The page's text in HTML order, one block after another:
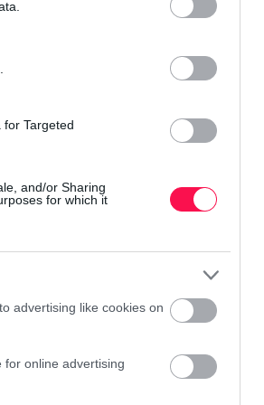
Targeted
and/or Sharing
for which it
advertising like cookies on
for online advertising
pillanatot!
és vidámság
Augusztus 21. -
Augusztus 23. -
Augusztus 25. -
Augusztus 26. -
Augusztus 28. -
Augusztus 29. -
Augusztus 31. -